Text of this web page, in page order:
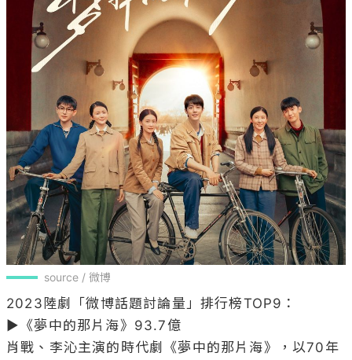
source / 微博
2023陸劇「微博話題討論量」排行榜TOP9：
▶《夢中的那片海》93.7億
肖戰、李沁主演的時代劇《夢中的那片海》，以70年